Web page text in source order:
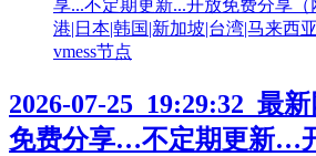
vmess节点
2026-07-25_19:29:32_最
免费分享…不定期更新…